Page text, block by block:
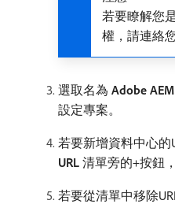
若要瞭解您
權，請連絡
選取名為​ Adobe
設定專案。
若要新增資料中心的
URL 清單旁的+按鈕
若要從清單中移除